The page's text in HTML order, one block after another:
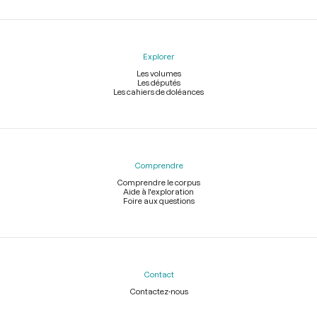
Explorer
Les volumes
Les députés
Les cahiers de doléances
Comprendre
Comprendre le corpus
Aide à l'exploration
Foire aux questions
Contact
Contactez-nous